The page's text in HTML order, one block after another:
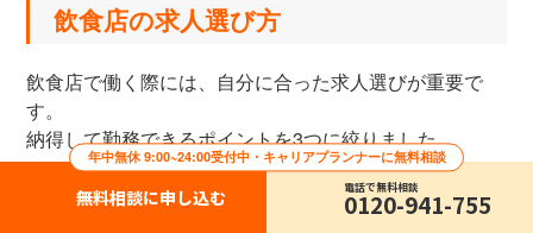
飲食店の求人選び方
飲食店で働く際には、自分に合った求人選びが重要で
す。
納得して勤務できるポイントを3つに絞りました。
・求人情報のチェックポイント
・求人サイト・エージェントの活用法
無料相談に申し込む 電話で無料相談
0120-941-755
年中無休 9:00~24:00受付中・キャリアプランナーに無料相談